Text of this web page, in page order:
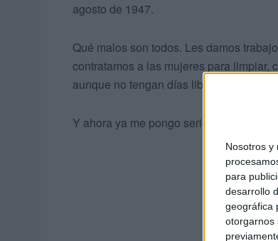
Nosotros y
para
desarrollo
geográfica
otorgarnos
agosto de 1947.
Qué malos son todos. Les damos
contratamos a las mujeres para limpiar,
aunque no tengan días libres, pueden
Y ahora ya me pongo serio.